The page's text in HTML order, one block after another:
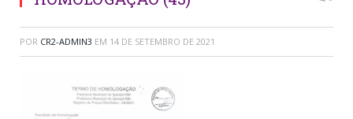
POR CR2-ADMIN3 EM 14 DE SETEMBRO DE 2021